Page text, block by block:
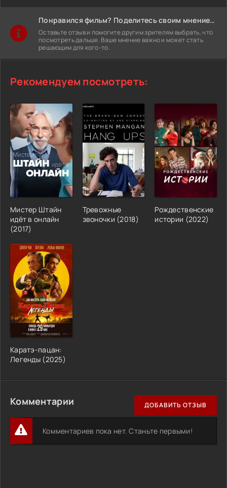
Понравился фильм? Поделитесь своим мнением!
Оставьте отзыв и помогите другим зрителям выбрать, что
посмотреть дальше. Ваше мнение важно и может стать
решающим для кого-то.
Рекомендуем посмотреть:
Мистер Штайн
идёт в онлайн
(2017)
Тревожные
звоночки (2018)
Рождественские
истории (2022)
Каратэ-пацан:
Легенды (2025)
Комментарии ДОБАВИТЬ ОТЗЫВ
Комментариев пока нет. Станьте первыми!